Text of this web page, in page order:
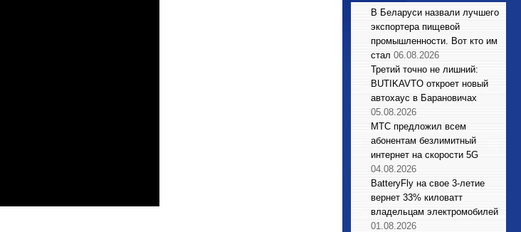
В Беларуси назвали лучшего
экспортера пищевой
промышленности. Вот кто им
стал 06.08.2026
Третий точно не лишний:
BUTIKAVTO откроет новый
автохаус в Барановичах
05.08.2026
МТС предложил всем
абонентам безлимитный
интернет на скорости 5G
04.08.2026
BatteryFly на свое 3-летие
вернет 33% киловатт
владельцам электромобилей
01.08.2026